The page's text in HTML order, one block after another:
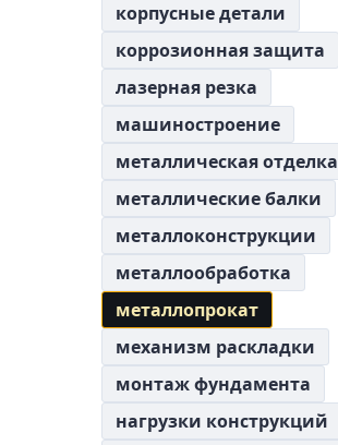
корпусные детали
коррозионная защита
лазерная резка
машиностроение
металлическая отделка
металлические балки
металлоконструкции
металлообработка
металлопрокат
механизм раскладки
монтаж фундамента
нагрузки конструкций